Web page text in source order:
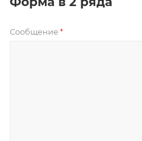
Сообщение *